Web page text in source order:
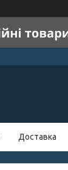
Доставка